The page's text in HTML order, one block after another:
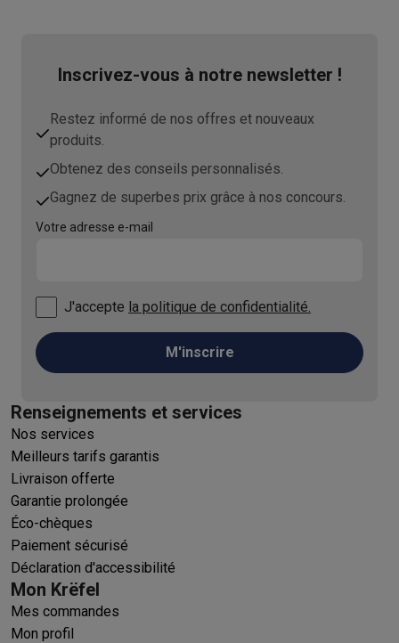
Inscrivez-vous à notre newsletter !
Restez informé de nos offres et nouveaux
produits.
Obtenez des conseils personnalisés.
Gagnez de superbes prix grâce à nos concours.
Votre adresse e-mail
J'accepte la politique de confidentialité.
M'inscrire
Renseignements et services
Nos services
Meilleurs tarifs garantis
Livraison offerte
Garantie prolongée
Éco-chèques
Paiement sécurisé
Déclaration d'accessibilité
Mon Krëfel
Mes commandes
Mon profil